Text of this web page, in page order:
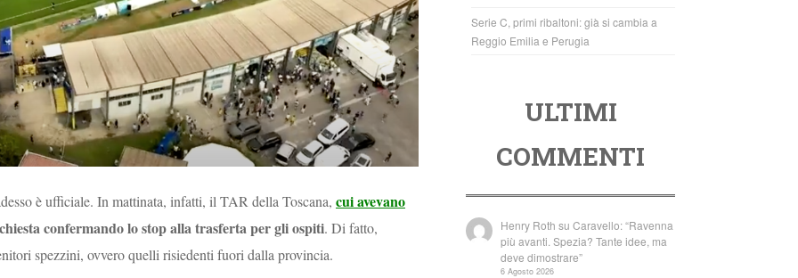
è ufficiale. In mattinata, infatti, il TAR della Toscana, cui avevano
confermando lo stop alla trasferta per gli ospiti. Di fatto,
spezzini, ovvero quelli risiedenti fuori dalla provincia.
Serie C, primi ribaltoni: già si cambia a
Reggio Emilia e Perugia
ULTIMI
COMMENTI
Henry Roth suCaravello: “Ravenna
più avanti. Spezia? Tante idee, ma
deve dimostrare”
6 Agosto 2026